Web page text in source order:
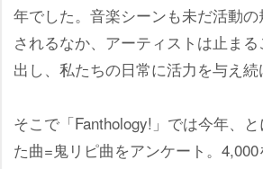
年でした。音楽シーンも未だ活動
されるなか、アーティストは止ま
出し、私たちの日常に活力を与え続
そこで「Fanthology!」では今年、
た曲=鬼リピ曲をアンケート。